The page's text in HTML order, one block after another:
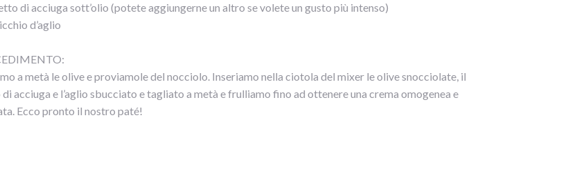
di acciuga sott’olio (potete aggiungerne un altro se volete un gusto più intenso)
d’aglio
a metà le olive e proviamole del nocciolo. Inseriamo nella ciotola del mixer le olive snocciolate, il
acciuga e l’aglio sbucciato e tagliato a metà e frulliamo fino ad ottenere una crema omogenea e
Ecco pronto il nostro paté!